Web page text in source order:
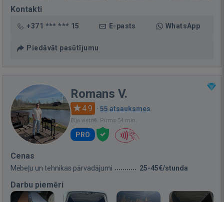
Kontakti
+371 *** *** 15 E-pasts WhatsApp
Piedāvāt pasūtījumu
Romans V.
4.9 · 55 atsauksmes
Bija vietnē: Pirms 54 min.
PRO
Cenas
Mēbeļu un tehnikas pārvadājumi 25-45€/stunda
Darbu piemēri